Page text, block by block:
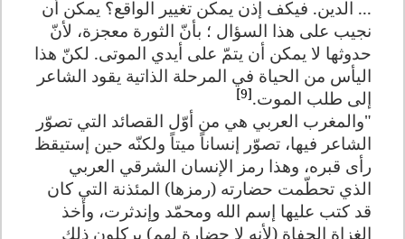
... الدين. فيكف إذن يمكن تغيير الواقع؟ يمكن أن
نجيب على هذا السؤال ؛ بأنّ الثورة معجزة، لأنّ
حدوثها لا يمكن أن يتمّ على أيدي الموتى. لكنّ هذا
اليأس من الحياة في المرحلة الذاتية يقود الشاعر
إلى طلب الموت.[9]
"والمغرب العربي هي من أوّل القصائد التي تصوّر
الشاعر فيها، تصوّر إنساناً ميتاً ولكنّه حين إستيقظ
رأى قبره، وهذا رمز الإنسان الشرقي العربي
الذي تحطّمت حضارته (رمزها) المئذنة التي كان
قد كتب عليها إسم الله ومحمّد وإندثرت، وأخذ
الغزاة الحفاة (لأنه لا حضارة لهم) يركلون ذلك